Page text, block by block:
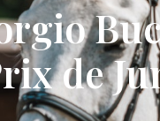
de